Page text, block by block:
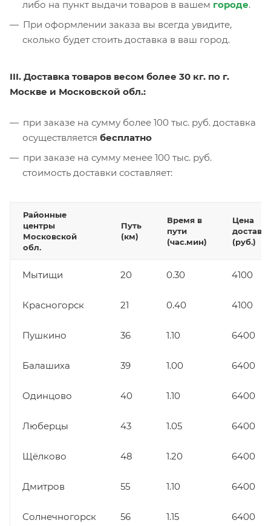
либо на пункт выдачи товаров в вашем городе.
При оформлении заказа вы всегда увидите,
сколько будет стоить доставка в ваш город.
III. Доставка товаров весом более 30 кг. по г.
Москве и Московской обл.:
при заказе на сумму более 100 тыс. руб. доставка
осуществляется бесплатно
при заказе на сумму менее 100 тыс. руб.
стоимость доставки составляет:
Районные
центры
Московской
обл.
Путь
(км)
Время в
пути
(час.мин)
Цена
(руб.)
Мытищи 20 0.30 4100
Красногорск 21 0.40 4100
Пушкино 36 1.10 6400
Балашиха 39 1.00 6400
Одинцово 40 1.10 6400
Люберцы 43 1.05 6400
Щёлково 48 1.20 6400
Дмитров 55 1.10 6400
Солнечногорск 56 1.15 6400